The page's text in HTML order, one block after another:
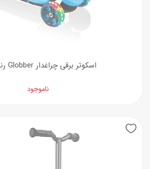
اسکوتر برقی چراغدار Globber رنگ آبی
ناموجود